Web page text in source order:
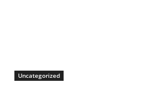
Uncategorized